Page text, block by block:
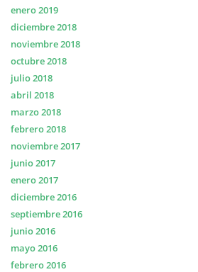
enero 2019
diciembre 2018
noviembre 2018
octubre 2018
julio 2018
abril 2018
marzo 2018
febrero 2018
noviembre 2017
junio 2017
enero 2017
diciembre 2016
septiembre 2016
junio 2016
mayo 2016
febrero 2016